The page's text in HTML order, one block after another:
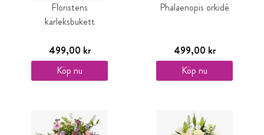
Floristens
kärleksbukett
499,00 kr
Köp nu
Phalaenopis orkidé
499,00 kr
Köp nu